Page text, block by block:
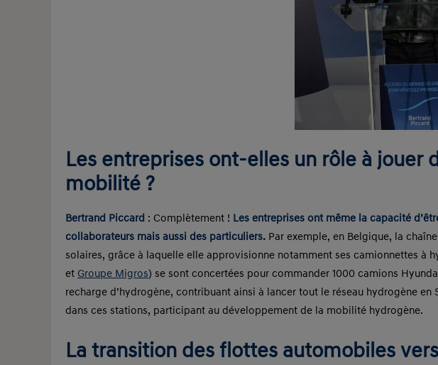
Les entreprises ont-elles un rôle à jouer
mobilité ?
Bertrand Piccard : Complètement ! Les entreprises ont même la capacité
collaborateurs mais aussi des particuliers. Par exemple, en Belgique, la
solaires, grâce à laquelle elle approvisionne notamment ses camionnettes à
et Groupe Migros) se sont concertées pour commander 1000 camions
recharge d’hydrogène, contribuant ainsi à lancer tout le réseau hydrogène
dans ces stations, participant au développement de la mobilité hydrogène.
La transition des flottes automobiles